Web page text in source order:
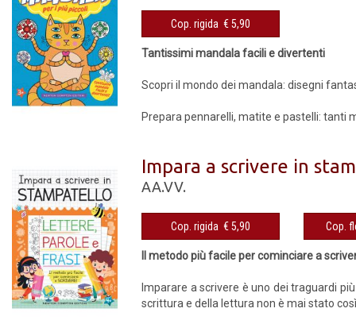
Cop. rigida € 5,90
Tantissimi mandala facili e divertenti
Scopri il mondo dei mandala: disegni
Prepara pennarelli, matite e pastelli: tanti
Impara a scrivere in
AA.VV.
Cop. rigida € 5,90
Il metodo più facile per cominciare a
Imparare a scrivere è uno dei traguardi
scrittura e della lettura non è mai stato